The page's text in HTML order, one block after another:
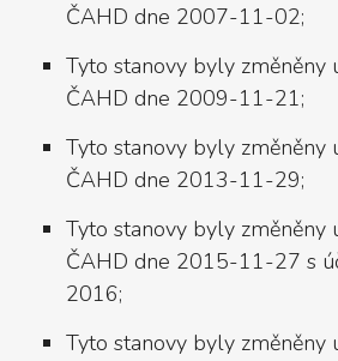
ČAHD dne 2007-11-02;
Tyto stanovy byly změněny
ČAHD dne 2009-11-21;
Tyto stanovy byly změněny
ČAHD dne 2013-11-29;
Tyto stanovy byly změněny
ČAHD dne 2015-11-27 s
2016;
Tyto stanovy byly změněny